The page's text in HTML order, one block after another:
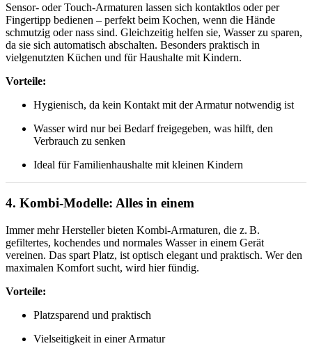
Sensor- oder Touch-Armaturen lassen sich kontaktlos oder per
Fingertipp bedienen – perfekt beim Kochen, wenn die Hände
schmutzig oder nass sind. Gleichzeitig helfen sie, Wasser zu sparen,
da sie sich automatisch abschalten. Besonders praktisch in
vielgenutzten Küchen und für Haushalte mit Kindern.
Vorteile:
Hygienisch, da kein Kontakt mit der Armatur notwendig ist
Wasser wird nur bei Bedarf freigegeben, was hilft, den
Verbrauch zu senken
Ideal für Familienhaushalte mit kleinen Kindern
4. Kombi-Modelle: Alles in einem
Immer mehr Hersteller bieten Kombi-Armaturen, die z. B.
gefiltertes, kochendes und normales Wasser in einem Gerät
vereinen. Das spart Platz, ist optisch elegant und praktisch. Wer den
maximalen Komfort sucht, wird hier fündig.
Vorteile:
Platzsparend und praktisch
Vielseitigkeit in einer Armatur